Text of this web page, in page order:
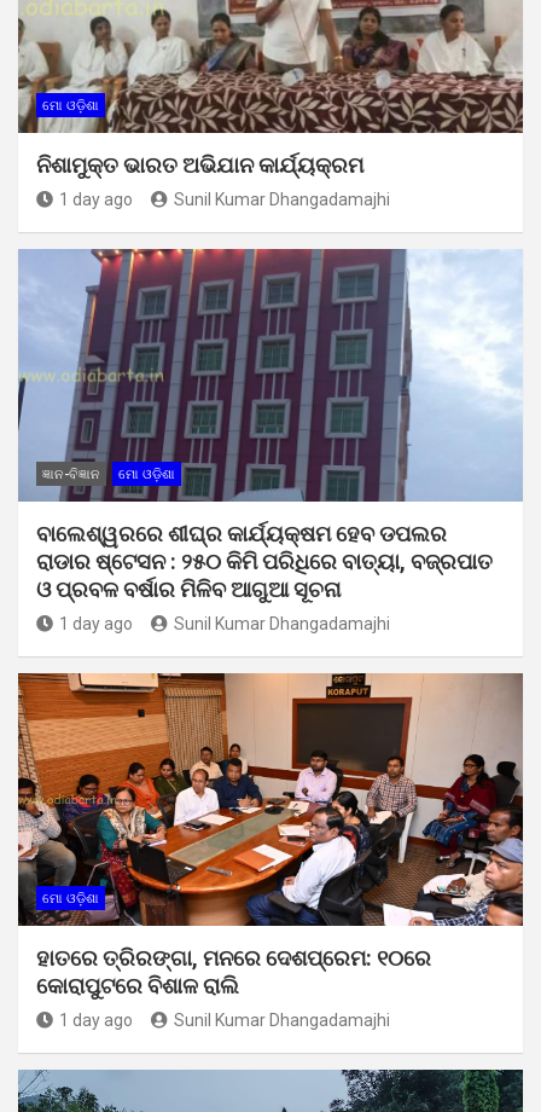
ମୋ ଓଡ଼ିଶା
ନିଶାମୁକ୍ତ ଭାରତ ଅଭିଯାନ କାର୍ଯ୍ୟକ୍ରମ
1 day ago Sunil Kumar Dhangadamajhi
ଜ୍ଞାନ-ବିଜ୍ଞାନ ମୋ ଓଡ଼ିଶା
ବାଲେଶ୍ୱରରେ ଶୀଘ୍ର କାର୍ଯ୍ୟକ୍ଷମ ହେବ ଡପଲର
ରାଡାର ଷ୍ଟେସନ : ୨୫୦ କିମି ପରିଧିରେ ବାତ୍ୟା, ବଜ୍ରପାତ
ଓ ପ୍ରବଳ ବର୍ଷାର ମିଳିବ ଆଗୁଆ ସୂଚନା
1 day ago Sunil Kumar Dhangadamajhi
ମୋ ଓଡ଼ିଶା
ହାତରେ ତ୍ରିରଙ୍ଗା, ମନରେ ଦେଶପ୍ରେମ: ୧୦ରେ
କୋରାପୁଟରେ ବିଶାଳ ରାଲି
1 day ago Sunil Kumar Dhangadamajhi